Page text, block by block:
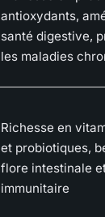
antioxydants,
santé digestive,
les maladies
Richesse en
et probiotiques,
flore intestinale
immunitaire